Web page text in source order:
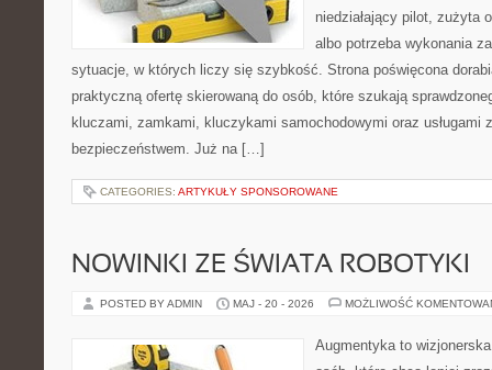
niedziałający pilot, zużyta
albo potrzeba wykonania
sytuacje, w których liczy się szybkość. Strona poświęcona
praktyczną ofertę skierowaną do osób, które szukają
kluczami, zamkami, kluczykami samochodowymi oraz usługami
bezpieczeństwem. Już na […]
CATEGORIES: ARTYKUŁY SPONSOROWANE
NOWINKI ZE ŚWIATA ROBOTYKI
POSTED BY ADMIN MAJ - 20 - 2026 MOŻLIWOŚĆ
Augmentyka to